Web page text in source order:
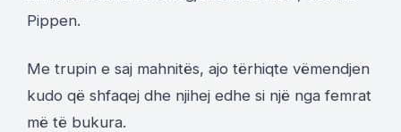
Pippen.
Me trupin e saj mahnitës, ajo tërhiqte vëmendjen
kudo që shfaqej dhe njihej edhe si një nga femrat
më të bukura.